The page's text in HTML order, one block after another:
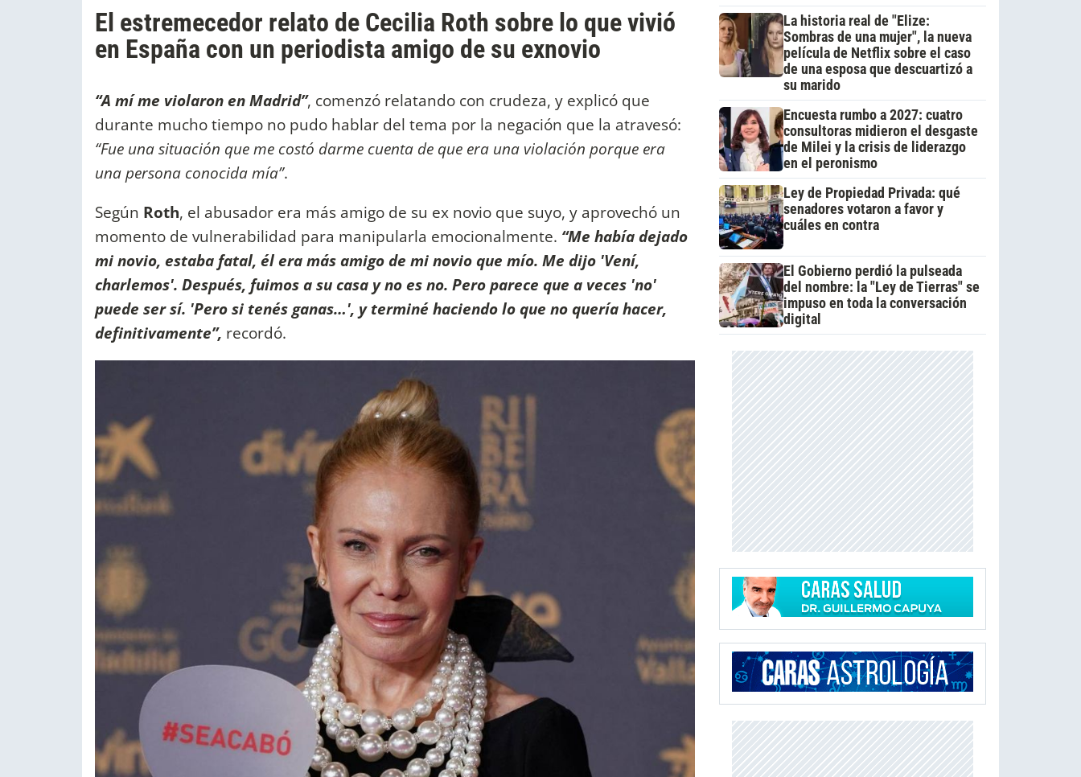
El estremecedor relato de Cecilia Roth sobre lo que vivió
en España con un periodista amigo de su exnovio
“A mí me violaron en Madrid”, comenzó relatando con crudeza, y explicó que
durante mucho tiempo no pudo hablar del tema por la negación que la atravesó:
“Fue una situación que me costó darme cuenta de que era una violación porque era
una persona conocida mía”.
Según Roth, el abusador era más amigo de su ex novio que suyo, y aprovechó un
momento de vulnerabilidad para manipularla emocionalmente. “Me había dejado
mi novio, estaba fatal, él era más amigo de mi novio que mío. Me dijo 'Vení,
charlemos'. Después, fuimos a su casa y no es no. Pero parece que a veces 'no'
puede ser sí. 'Pero si tenés ganas…', y terminé haciendo lo que no quería hacer,
definitivamente”, recordó.
La historia real de "Elize:
Sombras de una mujer", la nueva
película de Netflix sobre el caso
de una esposa que descuartizó a
su marido
Encuesta rumbo a 2027: cuatro
consultoras midieron el desgaste
de Milei y la crisis de liderazgo
en el peronismo
Ley de Propiedad Privada: qué
senadores votaron a favor y
cuáles en contra
El Gobierno perdió la pulseada
del nombre: la "Ley de Tierras" se
impuso en toda la conversación
digital